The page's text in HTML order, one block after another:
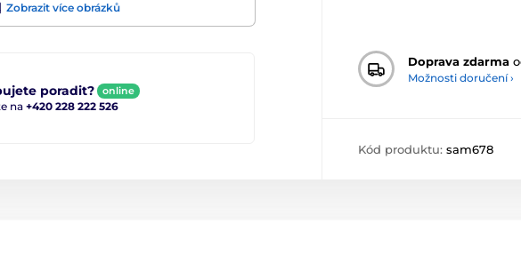
Zobrazit více obrázků
poradit? online
na +420 228 222 526
Doprava zdarma
Možnosti doručení ›
Kód produktu: sam678